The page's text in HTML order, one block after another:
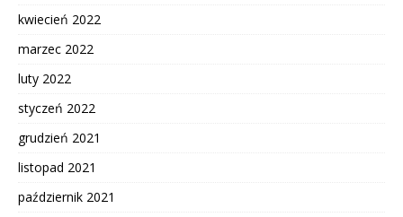
kwiecień 2022
marzec 2022
luty 2022
styczeń 2022
grudzień 2021
listopad 2021
październik 2021